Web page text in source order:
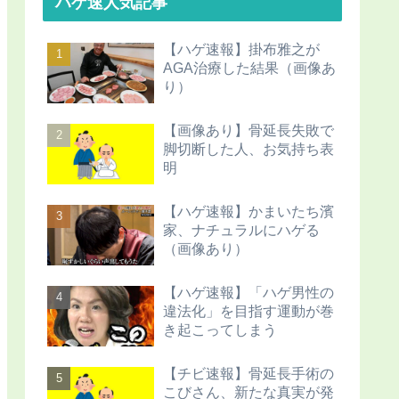
【ハゲ速報】掛布雅之が
AGA治療した結果（画像あ
り）
【画像あり】骨延長失敗で
脚切断した人、お気持ち表
明
【ハゲ速報】かまいたち濱
家、ナチュラルにハゲる
（画像あり）
【ハゲ速報】「ハゲ男性の
違法化」を目指す運動が巻
き起こってしまう
【チビ速報】骨延長手術の
こびさん、新たな真実が発